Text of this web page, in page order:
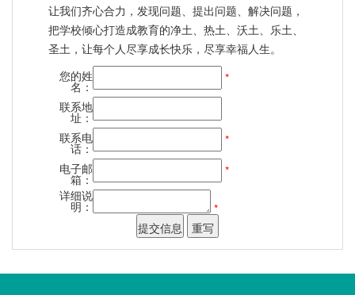
让我们齐心合力，发现问题、提出问题、解决问题，
把学校倾心打造成教育的净土、热土、沃土、乐土、
圣土，让每个人尽享成长快乐，尽享幸福人生。
您的姓
名：
*
联系地
址：
联系电
话：
*
电子邮
箱：
*
详细说
明： *